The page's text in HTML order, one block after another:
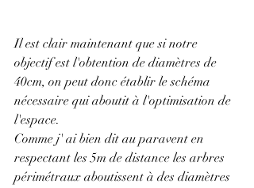
Il est clair maintenant que si notre
objectif est l'obtention de diamètres de
40cm, on peut donc établir le schéma
nécessaire qui aboutit à l'optimisation de
l'espace.
Comme j' ai bien dit au paravent en
respectant les 5m de distance les arbres
périmétraux aboutissent à des diamètres